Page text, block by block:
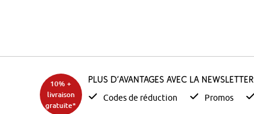
10% +
livraison
gratuite*
Plus d’avantages avec la newsletter
Codes de réduction Promos